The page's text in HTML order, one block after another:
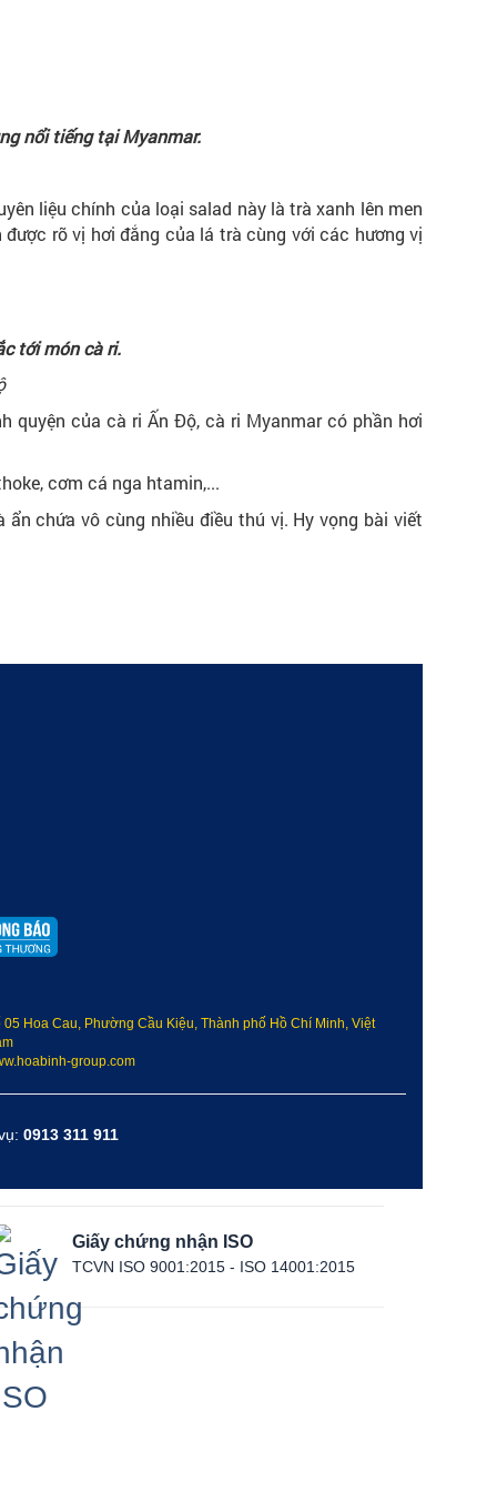
liệu chính của loại salad này là trà xanh lên men
rõ vị hơi đắng của lá trà cùng với các hương vị
quyện của cà ri Ấn Độ, cà ri Myanmar có phần hơi
cơm cá nga htamin,...
chứa vô cùng nhiều điều thú vị. Hy vọng bài viết
05 Hoa Cau, Phường Cầu Kiệu, Thành phố Hồ Chí Minh, Việt
group.com
0913 311 911
Giấy chứng nhận ISO
TCVN ISO 9001:2015 - ISO 14001:2015